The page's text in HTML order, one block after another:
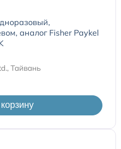
аналог Fisher Paykel
Тайвань